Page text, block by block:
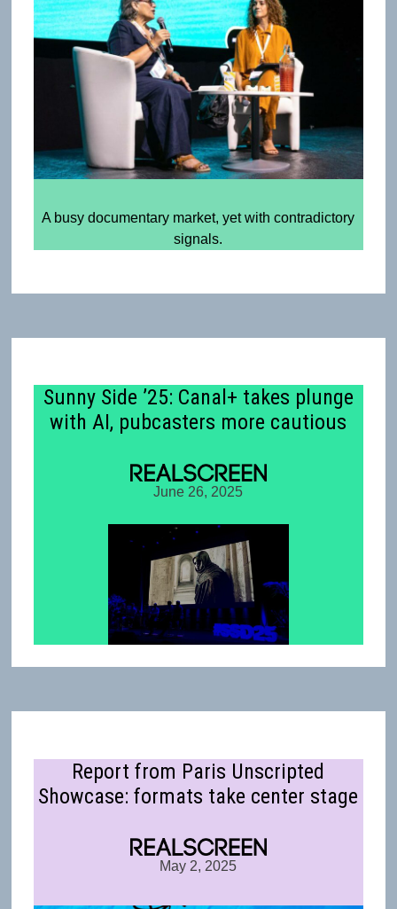
A busy documentary market, yet with contradictory
signals.
Sunny Side ’25: Canal+ takes plunge
with AI, pubcasters more cautious
June 26, 2025
Report from Paris Unscripted
Showcase: formats take center stage
May 2, 2025